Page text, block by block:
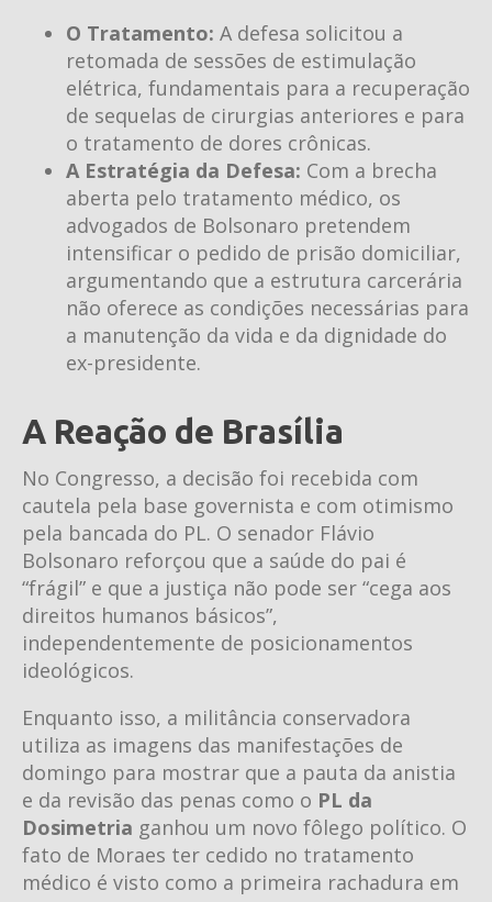
O Tratamento: A defesa solicitou a
retomada de sessões de estimulação
elétrica, fundamentais para a recuperação
de sequelas de cirurgias anteriores e para
o tratamento de dores crônicas.
A Estratégia da Defesa: Com a brecha
aberta pelo tratamento médico, os
advogados de Bolsonaro pretendem
intensificar o pedido de prisão domiciliar,
argumentando que a estrutura carcerária
não oferece as condições necessárias para
a manutenção da vida e da dignidade do
ex-presidente.
A Reação de Brasília
No Congresso, a decisão foi recebida com
cautela pela base governista e com otimismo
pela bancada do PL. O senador Flávio
Bolsonaro reforçou que a saúde do pai é
“frágil” e que a justiça não pode ser “cega aos
direitos humanos básicos”,
independentemente de posicionamentos
ideológicos.
Enquanto isso, a militância conservadora
utiliza as imagens das manifestações de
domingo para mostrar que a pauta da anistia
e da revisão das penas como o PL da
Dosimetria ganhou um novo fôlego político. O
fato de Moraes ter cedido no tratamento
médico é visto como a primeira rachadura em